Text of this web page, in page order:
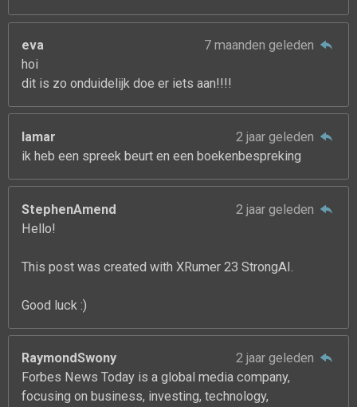
eva
7 maanden geleden
hoi
dit is zo onduidelijk doe er iets aan!!!!
lamar
2 jaar geleden
ik heb een spreek beurt en een boekenbespreking
StephenAmend
2 jaar geleden
Hello!
This post was created with XRumer 23 StrongAI.
Good luck :)
RaymondSwony
2 jaar geleden
Forbes News Today is a global media company,
focusing on business, investing, technology,